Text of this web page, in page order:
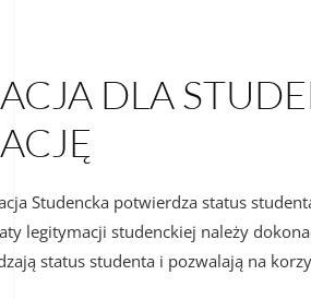
DLA
Studencka potwierdza status
legitymacji studenckiej należy
status studenta i pozwalają na